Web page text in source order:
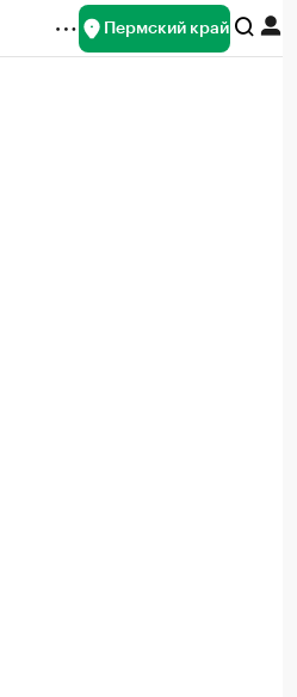
Пермский край